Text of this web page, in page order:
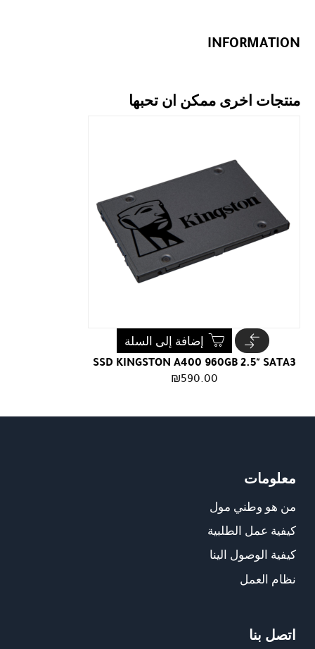
INFORMATION
منتجات اخرى ممكن ان تحبها
SSD KINGSTON A400 960GB 2.5" SATA3
₪590.00
إضافة إلى السلة
معلومات
من هو وطني مول
كيفية عمل الطلبية
كيفية الوصول الينا
نظام العمل
اتصل بنا